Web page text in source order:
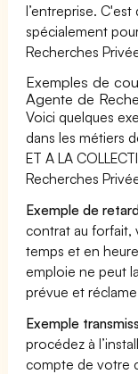
l’entreprise.
spécialement
Recherches
Exemples de
Agente de
Voici quelques
dans les métiers
ET A LA
Recherches
Exemple de
contrat au forfait,
temps et en
emploie ne peut
prévue et
Exemple
procédez à
compte de votre